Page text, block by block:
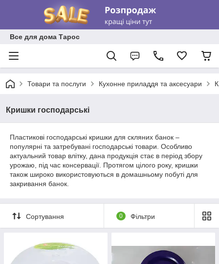
Все для дома Тарос
Товари та послуги Кухонне приладдя та аксесуари
Кришки господарські
Пластикові господарські кришки для скляних банок –
популярні та затребувані господарські товари. Особливо
актуальний товар влітку, дана продукція стає в період збору
урожаю, під час консервації. Протягом цілого року, кришки
також широко використовуються в домашньому побуті для
закривання банок.
Сортування 0 Фільтри